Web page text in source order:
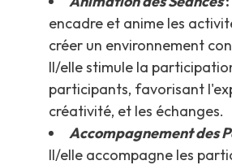
encadre et anime les
créer un environnement
Il/elle stimule la
participants, favorisant
créativité, et les échanges.
Accompagnement des
Il/elle accompagne les